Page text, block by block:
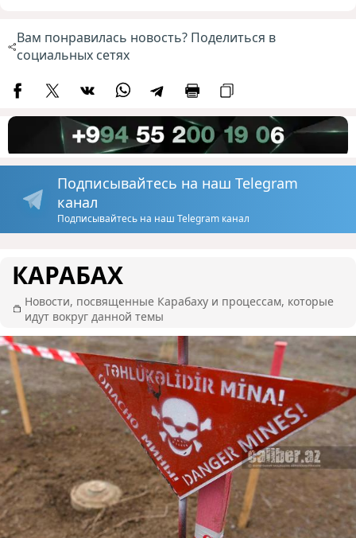
Вам понравилась новость? Поделиться в
социальных сетях
Подписывайтесь на наш Telegram
канал
Подписывайтесь на наш Telegram канал
КАРАБАХ
Новости, посвященные Карабаху и процессам, которые
идут вокруг данной темы